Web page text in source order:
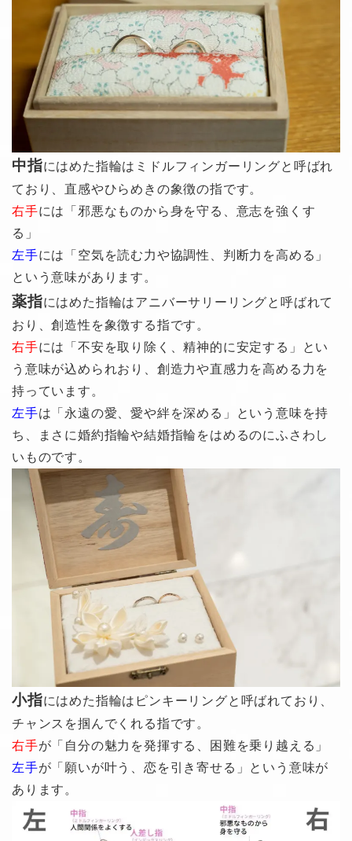
中指にはめた指輪はミドルフィンガーリングと呼ばれ
ており、直感やひらめきの象徴の指です。
右手には
「邪悪なものから身を守る、意志を強くす
る」
左手には「空気を読む力や協調性、判断力を高める」
という意味があります。
薬指にはめた指輪はアニバーサリーリングと呼ばれて
おり、創造性を象徴する指です。
右手には「不安を取り除く、精神的に安定する」とい
う意味が込められおり、創造力や直感力を高める力を
持っています。
左手は「永遠の愛、愛や絆を深める」という意味を持
ち、まさに婚約指輪や結婚指輪をはめるのにふさわし
いものです。
小指にはめた指輪はピンキーリングと呼ばれており、
チャンスを掴んでくれる指です。
右手が「自分の魅力を発揮する、困難を乗り越える」
左手が「願いが叶う、恋を引き寄せる」という意味が
あります。